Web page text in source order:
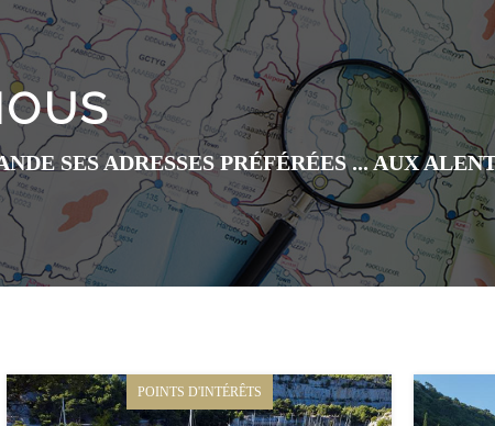
SES ADRESSES PRÉFÉRÉES ... AUX
POINTS D'INTÉRÊTS